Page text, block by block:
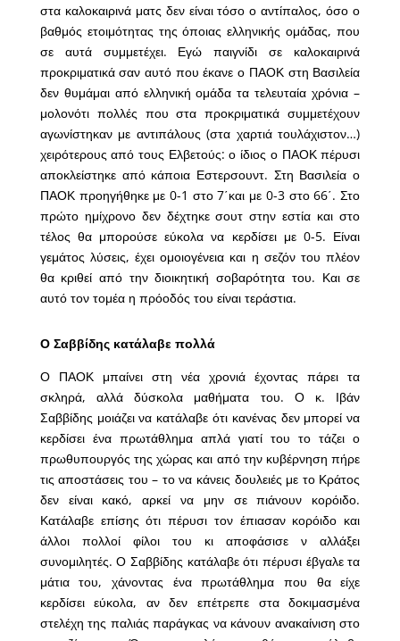
στα καλοκαιρινά ματς δεν είναι τόσο ο αντίπαλος, όσο ο
βαθμός ετοιμότητας της όποιας ελληνικής ομάδας, που
σε αυτά συμμετέχει. Εγώ παιγνίδι σε καλοκαιρινά
προκριματικά σαν αυτό που έκανε ο ΠΑΟΚ στη Βασιλεία
δεν θυμάμαι από ελληνική ομάδα τα τελευταία χρόνια –
μολονότι πολλές που στα προκριματικά συμμετέχουν
αγωνίστηκαν με αντιπάλους (στα χαρτιά τουλάχιστον…)
χειρότερους από τους Ελβετούς: ο ίδιος ο ΠΑΟΚ πέρυσι
αποκλείστηκε από κάποια Εστερσουντ. Στη Βασιλεία ο
ΠΑΟΚ προηγήθηκε με 0-1 στο 7΄και με 0-3 στο 66΄. Στο
πρώτο ημίχρονο δεν δέχτηκε σουτ στην εστία και στο
τέλος θα μπορούσε εύκολα να κερδίσει με 0-5. Είναι
γεμάτος λύσεις, έχει ομοιογένεια και η σεζόν του πλέον
θα κριθεί από την διοικητική σοβαρότητα του. Και σε
αυτό τον τομέα η πρόοδός του είναι τεράστια.
Ο Σαββίδης κατάλαβε πολλά
Ο ΠΑΟΚ μπαίνει στη νέα χρονιά έχοντας πάρει τα
σκληρά, αλλά δύσκολα μαθήματα του. Ο κ. Ιβάν
Σαββίδης μοιάζει να κατάλαβε ότι κανένας δεν μπορεί να
κερδίσει ένα πρωτάθλημα απλά γιατί του το τάζει ο
πρωθυπουργός της χώρας και από την κυβέρνηση πήρε
τις αποστάσεις του – το να κάνεις δουλειές με το Κράτος
δεν είναι κακό, αρκεί να μην σε πιάνουν κορόιδο.
Κατάλαβε επίσης ότι πέρυσι τον έπιασαν κορόιδο και
άλλοι πολλοί φίλοι του κι αποφάσισε ν αλλάξει
συνομιλητές. Ο Σαββίδης κατάλαβε ότι πέρυσι έβγαλε τα
μάτια του, χάνοντας ένα πρωτάθλημα που θα είχε
κερδίσει εύκολα, αν δεν επέτρεπε στα δοκιμασμένα
στελέχη της παλιάς παράγκας να κάνουν ανακαίνιση στο